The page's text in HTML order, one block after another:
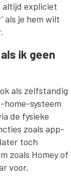
altijd expliciet
als je hem wilt
ik geen
als zelfstandig
systeem
de fysieke
zoals app-
toch
zoals Homey of
voor.